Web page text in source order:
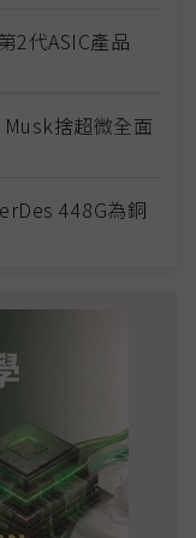
2代ASIC產品
捨超微全面
448G為銅